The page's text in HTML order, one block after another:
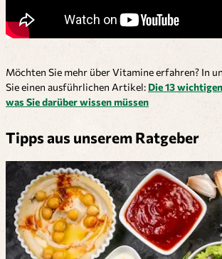
Möchten Sie mehr über Vitamine erfahren? In
Sie einen ausführlichen Artikel: Die 13
was Sie darüber wissen müssen
Tipps aus unserem Ratgeber